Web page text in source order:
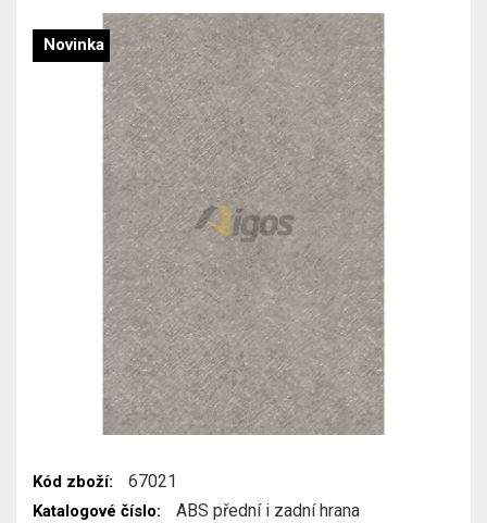
Novinka
Kód zboží: 67021
Katalogové číslo: ABS přední i zadní hrana